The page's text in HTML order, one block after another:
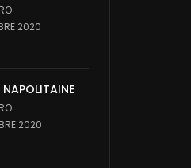
2020
NAPOLITAINE
2020